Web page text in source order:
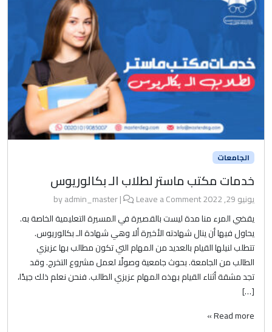
الجامعات
خدمات مكتب ماستر لطلاب الـ بكالوريوس
يونيو 29, 2022 admin_master|
Leave a Comment
يقضي المرء منا مدة ليست بالقصيرة في المسيرة التعليمية الخاصة به.
يحاول فيها أن ينال شهادته الأخيرة ألا وهي شهادة الـ بكالوريوس.
تتطلب لنيلها القيام بالعديد من المهام التي تكون مطالب بها عزيزي
الطالب من الجامعة. بحوث جامعية وصولًا لعمل مشروع التخرج. وقد
تجد مشقة أثناء القيام بهذه المهام عزيزي الطالب. فنحن نعلم ذلك جيدًا،
[…]
Read more »